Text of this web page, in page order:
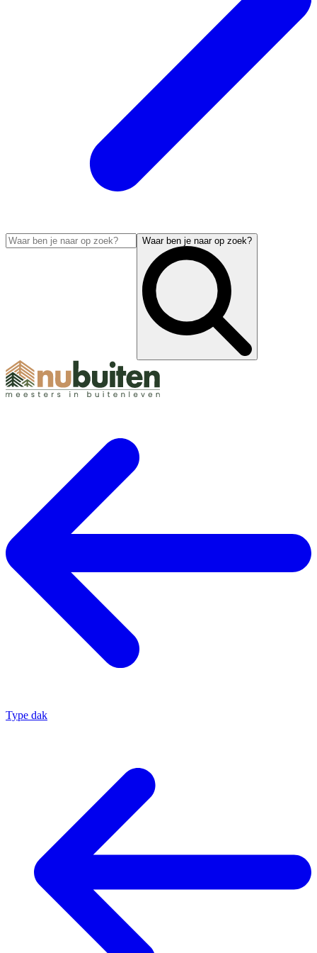
Waar ben je naar op zoek?
Type dak